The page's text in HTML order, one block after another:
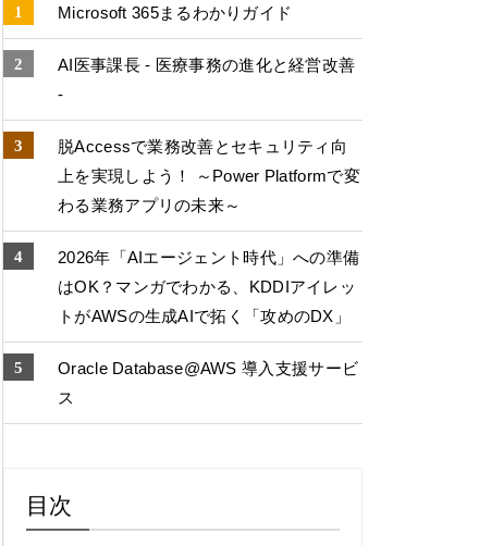
Microsoft 365まるわかりガイド
AI医事課長 - 医療事務の進化と経営改善
-
脱Accessで業務改善とセキュリティ向
上を実現しよう！ ～Power Platformで変
わる業務アプリの未来～
2026年「AIエージェント時代」への準備
はOK？マンガでわかる、KDDIアイレッ
トがAWSの生成AIで拓く「攻めのDX」
Oracle Database@AWS 導入支援サービ
ス
目次